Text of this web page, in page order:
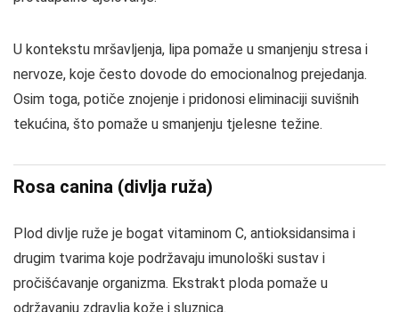
U kontekstu mršavljenja, lipa pomaže u smanjenju stresa i
nervoze, koje često dovode do emocionalnog prejedanja.
Osim toga, potiče znojenje i pridonosi eliminaciji suvišnih
tekućina, što pomaže u smanjenju tjelesne težine.
Rosa canina (divlja ruža)
Plod divlje ruže je bogat vitaminom C, antioksidansima i
drugim tvarima koje podržavaju imunološki sustav i
pročišćavanje organizma. Ekstrakt ploda pomaže u
održavanju zdravlja kože i sluznica.